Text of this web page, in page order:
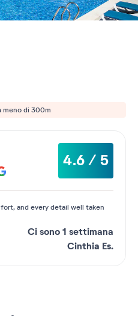
meno di 300m
4.6 / 5
and every detail well taken
Ci sono 1 settimana
Cinthia Es.